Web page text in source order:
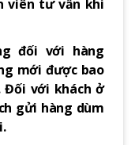
viên tư vấn khi
đối với hàng
mới được bao
Đối với khách ở
gửi hàng dùm